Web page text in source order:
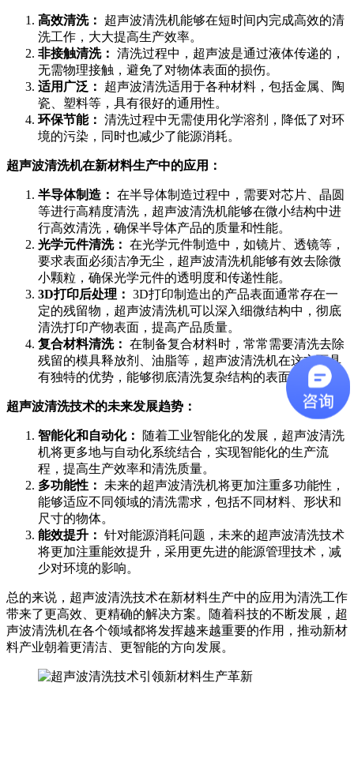
高效清洗：
超声波清洗机能够在短时间内完成高效的清
洗工作，大大提高生产效率。
非接触清洗： 清洗过程中，超声波是通过液体传递的，
无需物理接触，避免了对物体表面的损伤。
适用广泛：
超声波清洗适用于各种材料，包括金属、陶
瓷、塑料等，具有很好的通用性。
环保节能： 清洗过程中无需使用化学溶剂，降低了对环
境的污染，同时也减少了能源消耗。
超声波清洗机在新材料生产中的应用：
半导体制造： 在半导体制造过程中，需要对芯片、晶圆
等进行高精度清洗，超声波清洗机能够在微小结构中进
行高效清洗，确保半导体产品的质量和性能。
光学元件清洗： 在光学元件制造中，如镜片、透镜等，
要求表面必须洁净无尘，超声波清洗机能够有效去除微
小颗粒，确保光学元件的透明度和传递性能。
3D打印后处理： 3D打印制造出的产品表面通常存在一
定的残留物，超声波清洗机可以深入细微结构中，彻底
清洗打印产物表面，提高产品质量。
复合材料清洗： 在制备复合材料时，常常需要清洗去除
残留的模具释放剂、油脂等，超声波清洗机在这方面具
有独特的优势，能够彻底清洗复杂结构的表面。
超声波清洗技术的未来发展趋势：
智能化和自动化：
随着工业智能化的发展，超声波清洗
机将更多地与自动化系统结合，实现智能化的生产流
程，提高生产效率和清洗质量。
多功能性：
未来的超声波清洗机将更加注重多功能性，
能够适应不同领域的清洗需求，包括不同材料、形状和
尺寸的物体。
能效提升： 针对能源消耗问题，未来的超声波清洗技术
将更加注重能效提升，采用更先进的能源管理技术，减
少对环境的影响。
总的来说，超声波清洗技术在新材料生产中的应用为清洗工作
带来了更高效、更精确的解决方案。随着科技的不断发展，超
声波清洗机在各个领域都将发挥越来越重要的作用，推动新材
料产业朝着更清洁、更智能的方向发展。